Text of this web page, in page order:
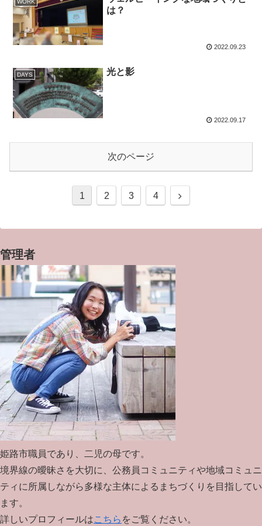
は？
2022.09.23
DAYS 光と影
2022.09.17
次のページ
1 2 3 4
管理者
姫路市職員であり、二児の母です。
境界線の曖昧さを大切に、公務員コミュニティや地域コミュニ
ティに所属しながら多様な主体によるまちづくりを目指してい
ます。
詳しいプロフィールはこちら をご覧ください。